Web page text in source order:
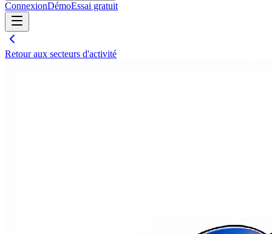
ConnexionDémoEssai gratuit
Retour aux secteurs d'activité